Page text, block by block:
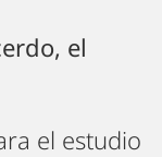
el
el estudio